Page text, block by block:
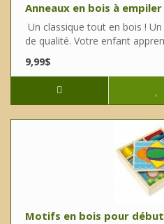
Anneaux en bois à
Un classique tout en bois !
de qualité. Votre enfant
9,99$
Motifs en bois pour